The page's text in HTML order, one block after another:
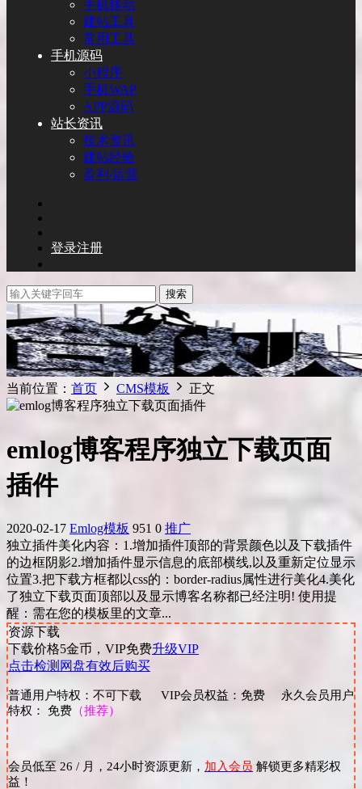
手机移动
建站工具
常用工具
手机源码
小程序
手机WAP
APP源码
站长资讯
技术资讯
建站经验
盈利/运营
登录注册
搜索
当前位置： 首页 CMS模板 正文
emlog博客程序独立下载页面
插件
2020-02-17 Emlog模板 951 0 推广
独立插件美化内容：1.增加插件顶部的背景颜色以及下载插件
的边框阴影2.增加插件显示信息的底部横线,以及重新定位显示
位置3.把下载方框都以css的：border-radius属性进行美化4.美化
了独立下载页面顶部以及显示博客名称都已经注明! 使用提
醒：需在您的模板里的文章...
资源下载
下载价格5金币，VIP免费升级VIP
点击检测网盘有效后购买
普通用户特权：不可下载 VIP会员权益：免费 永久会员用户
特权： 免费 （推荐）
会员低至 26 / 月，24小时资源更新， 加入会员 解锁更多精彩权
益！